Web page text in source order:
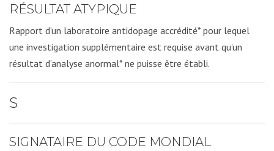
RÉSULTAT ATYPIQUE
Rapport d’un laboratoire antidopage accrédité* pour lequel
une investigation supplémentaire est requise avant qu’un
résultat d’analyse anormal* ne puisse être établi.
S
SIGNATAIRE DU CODE MONDIAL